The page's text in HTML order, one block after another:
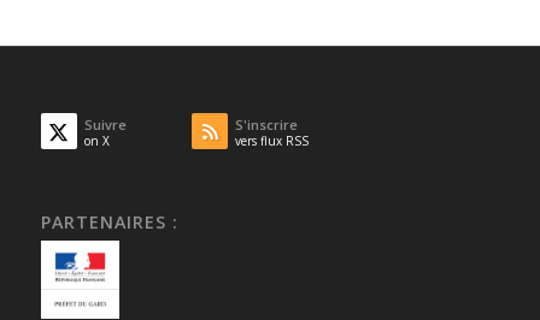
Suivre
on X
S'inscrire
vers flux RSS
PARTENAIRES :